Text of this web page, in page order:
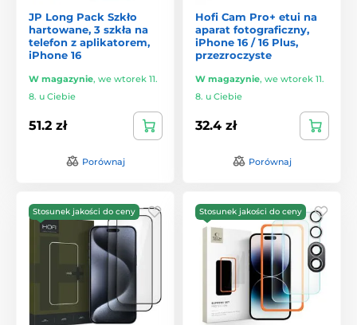
JP Long Pack Szkło
hartowane, 3 szkła na
telefon z aplikatorem,
iPhone 16
W magazynie, we wtorek 11.
8. u Ciebie
51.2 zł
Porównaj
Hofi Cam Pro+ etui na
aparat fotograficzny,
iPhone 16 / 16 Plus,
przezroczyste
W magazynie, we wtorek 11.
8. u Ciebie
32.4 zł
Porównaj
Stosunek jakości do ceny Stosunek jakości do ceny